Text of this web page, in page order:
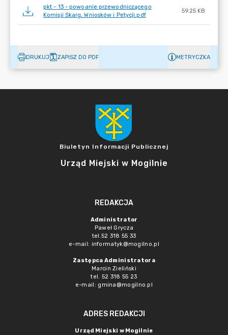
pkt - 13 - powoanie przewodniczącego
Komisji Skarg, Wniosków i Petycji.pdf
59.25 KB
DRUKUJ ZAPISZ DO PDF METRYCZKA
Biuletyn Informacji Publicznej
Urząd Miejski w Mogilnie
REDAKCJA
Administrator
Paweł Grycza
tel.52 318 55 33
e-mail: informatyk@mogilno.pl
Zastępca Administratora
Marcin Zieliński
tel. 52 318 55 23
e-mail: gmina@mogilno.pl
ADRES REDAKCJI
Urząd Miejski w Mogilnie